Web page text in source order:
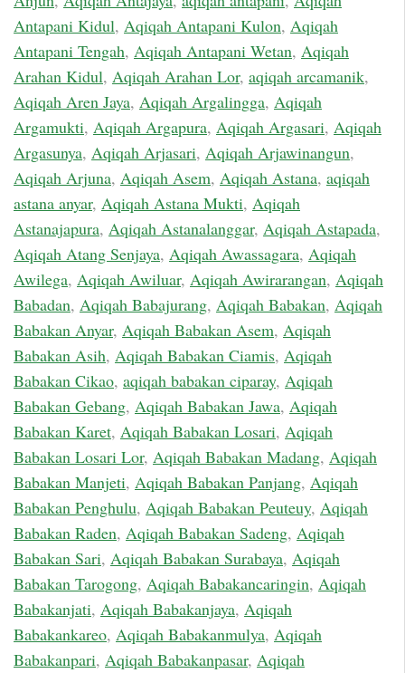
Antapani Kidul, Aqiqah Antapani Kulon, Aqiqah
Antapani Tengah, Aqiqah Antapani Wetan, Aqiqah
Arahan Kidul, Aqiqah Arahan Lor, aqiqah arcamanik,
Aqiqah Aren Jaya, Aqiqah Argalingga, Aqiqah
Argamukti, Aqiqah Argapura, Aqiqah Argasari, Aqiqah
Argasunya, Aqiqah Arjasari, Aqiqah Arjawinangun,
Aqiqah Arjuna, Aqiqah Asem, Aqiqah Astana, aqiqah
astana anyar, Aqiqah Astana Mukti, Aqiqah
Astanajapura, Aqiqah Astanalanggar, Aqiqah Astapada,
Aqiqah Atang Senjaya, Aqiqah Awassagara, Aqiqah
Awilega, Aqiqah Awiluar, Aqiqah Awirarangan, Aqiqah
Babadan, Aqiqah Babajurang, Aqiqah Babakan, Aqiqah
Babakan Anyar, Aqiqah Babakan Asem, Aqiqah
Babakan Asih, Aqiqah Babakan Ciamis, Aqiqah
Babakan Cikao, aqiqah babakan ciparay, Aqiqah
Babakan Gebang, Aqiqah Babakan Jawa, Aqiqah
Babakan Karet, Aqiqah Babakan Losari, Aqiqah
Babakan Losari Lor, Aqiqah Babakan Madang, Aqiqah
Babakan Manjeti, Aqiqah Babakan Panjang, Aqiqah
Babakan Penghulu, Aqiqah Babakan Peuteuy, Aqiqah
Babakan Raden, Aqiqah Babakan Sadeng, Aqiqah
Babakan Sari, Aqiqah Babakan Surabaya, Aqiqah
Babakan Tarogong, Aqiqah Babakancaringin, Aqiqah
Babakanjati, Aqiqah Babakanjaya, Aqiqah
Babakankareo, Aqiqah Babakanmulya, Aqiqah
Babakanpari, Aqiqah Babakanpasar, Aqiqah